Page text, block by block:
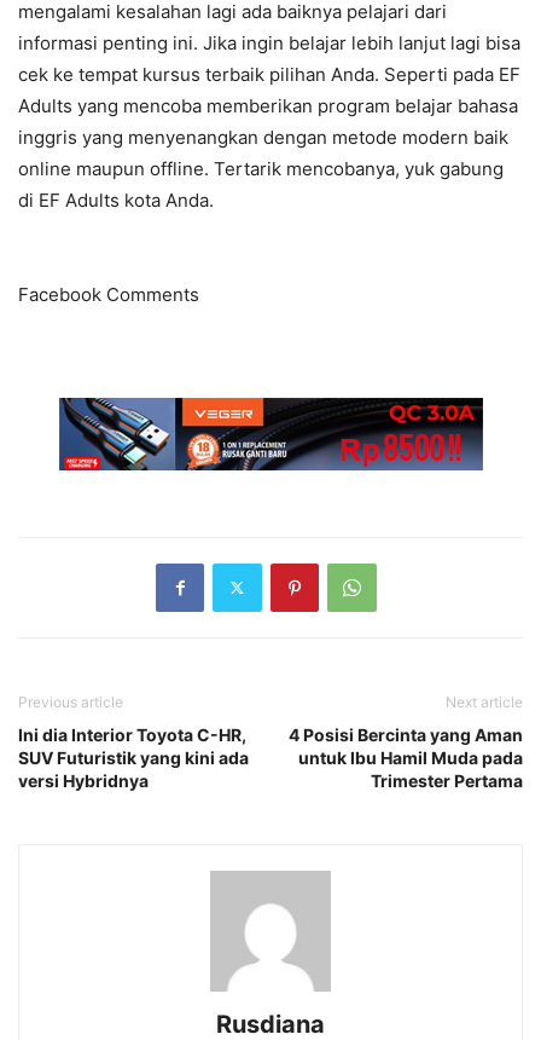
mengalami kesalahan lagi ada baiknya pelajari dari
informasi penting ini. Jika ingin belajar lebih lanjut lagi bisa
cek ke tempat kursus terbaik pilihan Anda. Seperti pada EF
Adults yang mencoba memberikan program belajar bahasa
inggris yang menyenangkan dengan metode modern baik
online maupun offline. Tertarik mencobanya, yuk gabung
di EF Adults kota Anda.
Facebook Comments
Previous article
Ini dia Interior Toyota C-HR,
SUV Futuristik yang kini ada
versi Hybridnya
Next article
4 Posisi Bercinta yang Aman
untuk Ibu Hamil Muda pada
Trimester Pertama
Rusdiana